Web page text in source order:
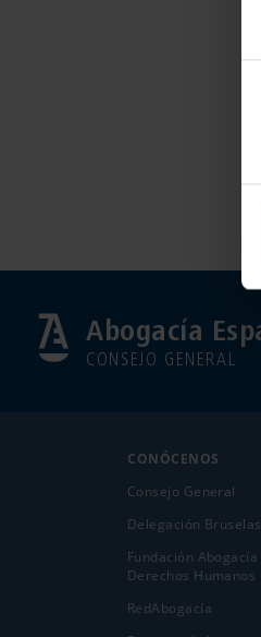
Abogacía
CONSEJO GENERAL
CONÓCENOS
Consejo General
Delegación Bruselas
Fundación Abogacía
Derechos Humanos
RedAbogacía